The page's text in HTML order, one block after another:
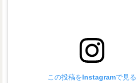
この投稿をInstagramで見る